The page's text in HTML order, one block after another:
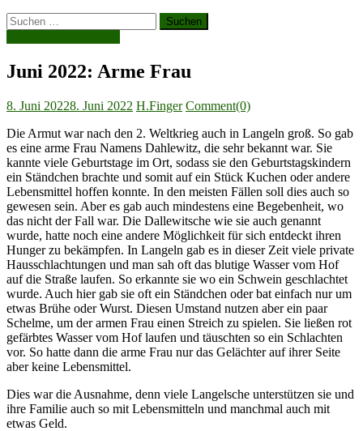
Suchen
nach:
Juni 2022: Arme Frau
Posted
8. Juni 20228. Juni 2022 Author
H.Finger Comment(0)
Die Armut war nach den 2. Weltkrieg auch in Langeln groß. So gab
es eine arme Frau Namens Dahlewitz, die sehr bekannt war. Sie
kannte viele Geburtstage im Ort, sodass sie den Geburtstagskindern
ein Ständchen brachte und somit auf ein Stück Kuchen oder andere
Lebensmittel hoffen konnte. In den meisten Fällen soll dies auch so
gewesen sein. Aber es gab auch mindestens eine Begebenheit, wo
das nicht der Fall war. Die Dallewitsche wie sie auch genannt
wurde, hatte noch eine andere Möglichkeit für sich entdeckt ihren
Hunger zu bekämpfen. In Langeln gab es in dieser Zeit viele private
Hausschlachtungen und man sah oft das blutige Wasser vom Hof
auf die Straße laufen. So erkannte sie wo ein Schwein geschlachtet
wurde. Auch hier gab sie oft ein Ständchen oder bat einfach nur um
etwas Brühe oder Wurst. Diesen Umstand nutzen aber ein paar
Schelme, um der armen Frau einen Streich zu spielen. Sie ließen rot
gefärbtes Wasser vom Hof laufen und täuschten so ein Schlachten
vor. So hatte dann die arme Frau nur das Gelächter auf ihrer Seite
aber keine Lebensmittel.
Dies war die Ausnahme, denn viele Langelsche unterstützen sie und
ihre Familie auch so mit Lebensmitteln und manchmal auch mit
etwas Geld.